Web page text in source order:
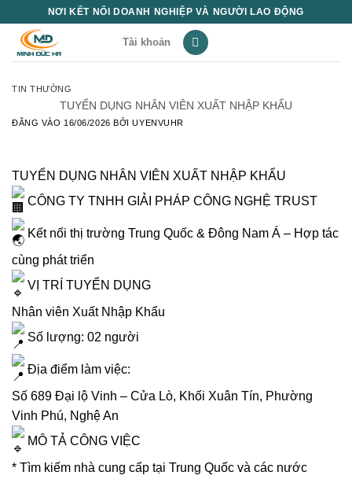
NƠI KẾT NỐI DOANH NGHIỆP VÀ NGƯỜI LAO ĐỘNG
Tài khoản
TIN THƯỜNG
TUYỂN DỤNG NHÂN VIÊN XUẤT NHẬP KHẨU
ĐĂNG VÀO 16/06/2026 BỞIUYENVUHR
TUYỂN DỤNG NHÂN VIÊN XUẤT NHẬP KHẨU
CÔNG TY TNHH GIẢI PHÁP CÔNG NGHỆ TRUST
Kết nối thị trường Trung Quốc & Đông Nam Á – Hợp tác
cùng phát triển
VỊ TRÍ TUYỂN DỤNG
Nhân viên Xuất Nhập Khẩu
Số lượng: 02 người
Địa điểm làm việc:
Số 689 Đại lộ Vinh – Cửa Lò, Khối Xuân Tín, Phường
Vinh Phú, Nghệ An
MÔ TẢ CÔNG VIỆC
* Tìm kiếm nhà cung cấp tại Trung Quốc và các nước